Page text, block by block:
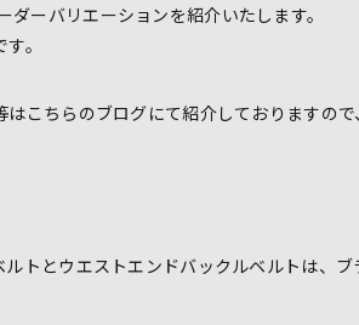
ーバリエーションを紹介いたします。
。
こちらのブログにて紹介しておりますので
トとウエストエンドバックルベルトは、